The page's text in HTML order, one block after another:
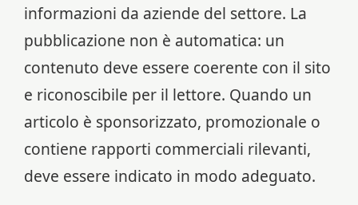
informazioni da aziende del settore. La
pubblicazione non è automatica: un
contenuto deve essere coerente con il sito
e riconoscibile per il lettore. Quando un
articolo è sponsorizzato, promozionale o
contiene rapporti commerciali rilevanti,
deve essere indicato in modo adeguato.